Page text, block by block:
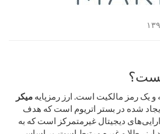
و یک رمز مالکیت است. ارز رمزپایه میکر
شده در بستر اتریوم است که هدف
دیجیتال غیرمتمرکز است که به